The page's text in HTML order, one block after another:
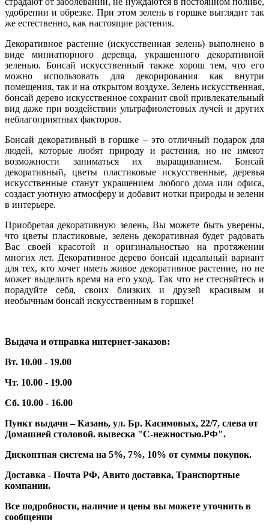
удобрении и обрезке. При этом зелень в горшке выглядит так
же естественно, как настоящие растения.
Декоративное растение (искусственная зелень) выполнено в
виде миниатюрного деревца, украшенного декоративной
зеленью. Бонсай искусственный также хорош тем, что его
можно использовать для декорирования как внутри
помещения, так и на открытом воздухе. Зелень искусственная,
бонсай дерево искусственное сохранит свой привлекательный
вид даже при воздействии ультрафиолетовых лучей и других
неблагоприятных факторов.
Бонсай декоративный в горшке – это отличный подарок для
людей, которые любят природу и растения, но не имеют
возможности заниматься их выращиванием. Бонсай
декоративный, цветы пластиковые искусственные, деревья
искусственные станут украшением любого дома или офиса,
создаст уютную атмосферу и добавит нотки природы и зелени
в интерьере.
Приобретая декоративную зелень, Вы можете быть уверены,
что цветы пластиковые, зелень декоративная будет радовать
Вас своей красотой и оригинальностью на протяжении
многих лет. Декоративное дерево бонсай идеальный вариант
для тех, кто хочет иметь живое декоративное растение, но не
может выделить время на его уход. Так что не стесняйтесь и
порадуйте себя, своих близких и друзей красивым и
необычным бонсай искусственным в горшке!
Выдача и отправка интернет-заказов:
Вт. 10.00 - 19.00
Чт. 10.00 - 19.00
Сб. 10.00 - 16.00
Пункт выдачи – Казань, ул. Бр. Касимовых, 22/7, слева от
Домашней столовой. вывеска "С-нежностью.РФ".
Дисконтная система на 5%, 7%, 10% от суммы покупок.
Доставка - Почта РФ, Авито доставка, Транспортные
компании.
Все подробности, наличие и цены вы можете уточнить в
сообщении